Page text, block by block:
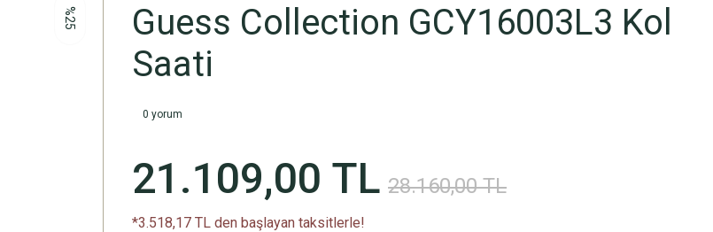
%25
Guess Collection GCY16003L3 Kol
Saati
0 yorum
21.109,00 TL 28.160,00 TL
*3.518,17 TL den başlayan taksitlerle!